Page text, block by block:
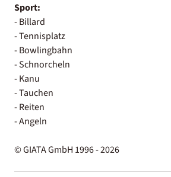
Sport:
- Billard
- Tennisplatz
- Bowlingbahn
- Schnorcheln
- Kanu
- Tauchen
- Reiten
- Angeln
© GIATA GmbH 1996 - 2026